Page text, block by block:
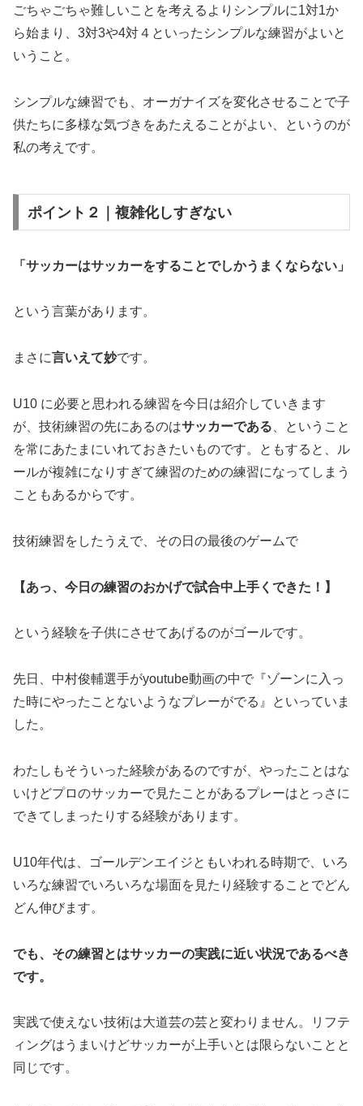
ごちゃごちゃ難しいことを考えるよりシンプルに1対1か
ら始まり、3対3や4対４といったシンプルな練習がよいと
いうこと。
シンプルな練習でも、オーガナイズを変化させることで子
供たちに多様な気づきをあたえることがよい、というのが
私の考えです。
ポイント２｜複雑化しすぎない
「サッカーはサッカーをすることでしかうまくならない」
という言葉があります。
まさに言いえて妙です。
U10 に必要と思われる練習を今日は紹介していきます
が、技術練習の先にあるのはサッカーである 、ということ
を常にあたまにいれておきたいものです。ともすると、ル
ールが複雑になりすぎて練習のための練習になってしまう
こともあるからです。
技術練習をしたうえで、その日の最後のゲームで
【あっ、今日の練習のおかげで試合中上手くできた！】
という経験を子供にさせてあげるのがゴールです。
先日、中村俊輔選手がyoutube動画の中で『ゾーンに入っ
た時にやったことないようなプレーがでる』といっていま
した。
わたしもそういった経験があるのですが、やったことはな
いけどプロのサッカーで見たことがあるプレーはとっさに
できてしまったりする経験があります。
U10年代は、ゴールデンエイジともいわれる時期で、いろ
いろな練習でいろいろな場面を見たり経験することでどん
どん伸びます。
でも、その練習とはサッカーの実践に近い状況であるべき
です。
実践で使えない技術は大道芸の芸と変わりません。リフテ
ィングはうまいけどサッカーが上手いとは限らないことと
同じです。